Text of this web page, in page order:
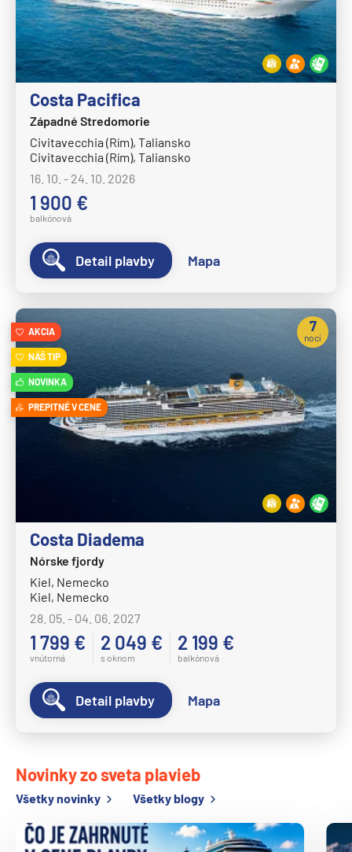
Disney Cruise Line
Disney Adventure
Disney Destiny
Disney Dream
Disney Magic
Disney Treasure
Disney Wish
Disney Wonder
Explora Journeys
Explora I
Explora IV
Explora V
Explora VI
Hapag-Lloyd Cruises
MS Bremen
MS Europa
MS Europa 2
Holland America Line
MS Eurodam
MS Nieuw Amsterdam
MS Oosterdam
MS Rotterdam
MS Volendam
Costa Pacifica
Západné Stredomorie
Civitavecchia (Rím), Taliansko
Civitavecchia (Rím), Taliansko
16. 10. - 24. 10. 2026
1 900 €
balkónová
Detail plavby Mapa
AKCIA
NÁŠ TIP
NOVINKA
PREPITNÉ V CENE
Costa Diadema
Nórske fjordy
Kiel, Nemecko
Kiel, Nemecko
28. 05. - 04. 06. 2027
1 799 €
vnútorná
2 049 €
s oknom
2 199 €
balkónová
7
nocí
Detail plavby Mapa
Novinky zo sveta plavieb
Všetky novinky Všetky blogy